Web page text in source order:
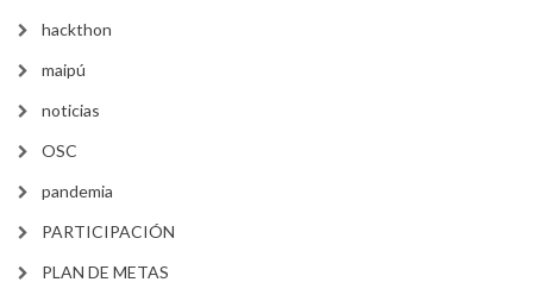
hackthon
maipú
noticias
OSC
pandemia
PARTICIPACIÓN
PLAN DE METAS